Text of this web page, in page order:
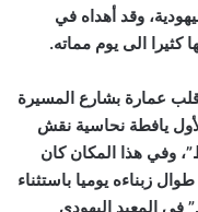
وقد أهداه في
كثيرا الى يوم مماته.
قلب عمارة بشارع المسيرة
يافطة نحاسية نقش
وفي هذا المكان كان
زبناءه يوميا باستثناء
في المعبد اليهودي